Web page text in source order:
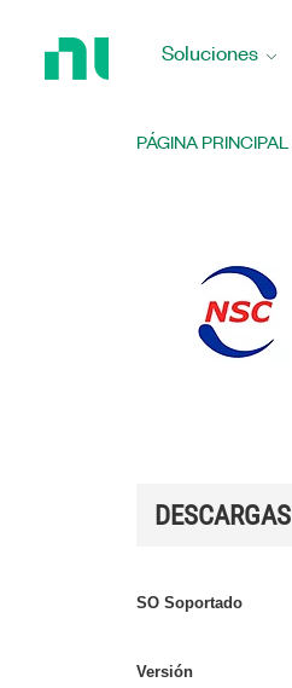
Soluciones
PÁGINA PRINCIPAL
DESCARGAS
SO Soportado
Versión